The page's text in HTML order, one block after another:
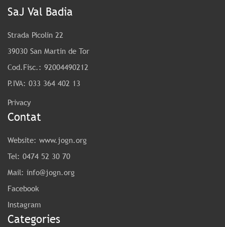
SaJ Val Badia
Strada Picolin 22
39030 San Martin de Tor
Cod.Fisc.: 92004490212
P.IVA: 033 364 402 13
Privacy
Contat
Website: www.jogn.org
Tel: 0474 52 30 70
Mail: info@jogn.org
Facebook
Instagram
Categories